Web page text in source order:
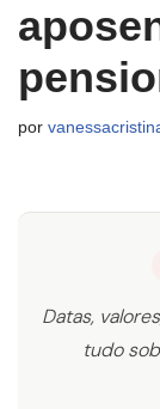
por
Datas,
tudo